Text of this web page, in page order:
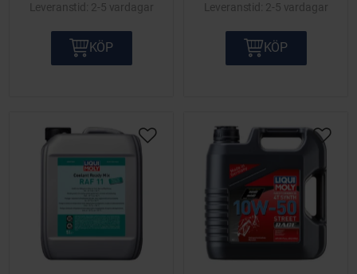
2-5 vardagar
KÖP
2-5 vardagar
KÖP
Lägg till i önskelista Lägg